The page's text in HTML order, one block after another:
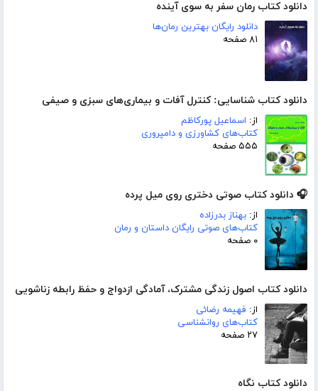
دانلود کتاب رمان سفر به سوی آینده
دانلود رایگان بهترین رمان‌ها
۸۱ صفحه
دانلود کتاب شناسایی: کنترل آفات و بیماری‌های سبزی و صیفی
از: اسماعیل پورکاظم
کتاب‌های کشاورزی و دامپروری
۵۵۵ صفحه
🎧 دانلود کتاب صوتی دختری روی میل پرده
از: بهناز بدرزاده
کتاب‌های صوتی رایگان داستان و رمان
۰ صفحه
دانلود کتاب اصول زندگی مشترک، آمادگی ازدواج و حفظ رابطه زناشویی
از: فهیمه رضائی
کتاب‌های روانشناسی
۲۷ صفحه
دانلود کتاب نگاه